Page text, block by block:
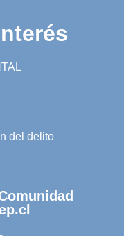
del delito